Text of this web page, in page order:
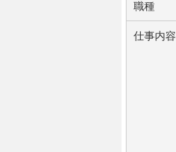
職種
仕事内容